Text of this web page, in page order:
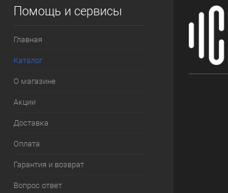
Помощь и сервисы
Главная
Каталог
О магазине
Акции
Доставка
Оплата
Гарантия и возврат
Вопрос ответ